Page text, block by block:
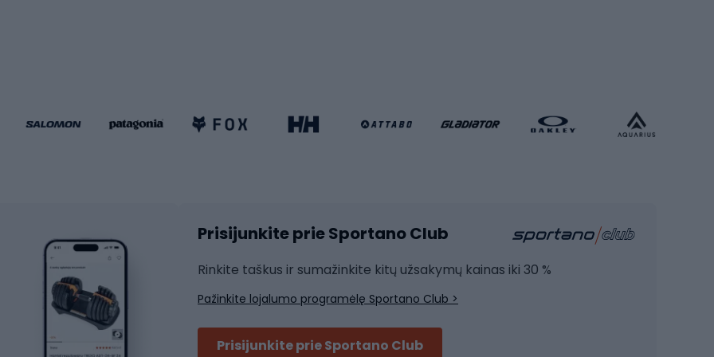
dviračiai
šortai
marškinėliai
kelnės
striukės
džemperiai
Riedučiai
Rakečių sportas
Stalo tenisas
Krepšinio apranga
Jėgos įranga
Joga
Prisijunkite prie Sportano Club
Rinkite taškus ir sumažinkite kitų užsakymų kainas iki 30 %
Pažinkite lojalumo programėlę Sportano Club >
Prisijunkite prie Sportano Club